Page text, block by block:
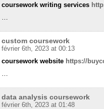
coursework writing services
custom coursework
février 6th, 2023 at 00:13
coursework website https://
data analysis coursework
février 6th, 2023 at 01:48